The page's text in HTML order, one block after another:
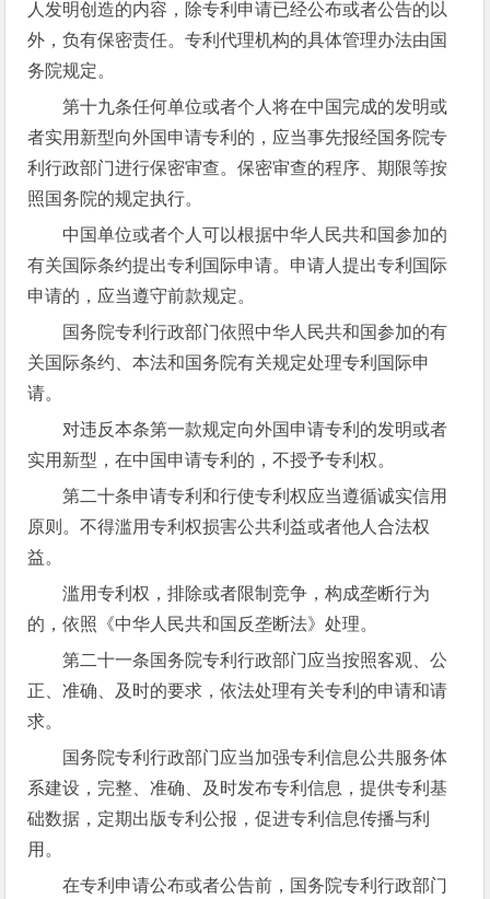
人发明创造的内容，除专利申请已经公布或者公告的以
外，负有保密责任。专利代理机构的具体管理办法由国
务院规定。
第十九条任何单位或者个人将在中国完成的发明或
者实用新型向外国申请专利的，应当事先报经国务院专
利行政部门进行保密审查。保密审查的程序、期限等按
照国务院的规定执行。
中国单位或者个人可以根据中华人民共和国参加的
有关国际条约提出专利国际申请。申请人提出专利国际
申请的，应当遵守前款规定。
国务院专利行政部门依照中华人民共和国参加的有
关国际条约、本法和国务院有关规定处理专利国际申
请。
对违反本条第一款规定向外国申请专利的发明或者
实用新型，在中国申请专利的，不授予专利权。
第二十条申请专利和行使专利权应当遵循诚实信用
原则。不得滥用专利权损害公共利益或者他人合法权
益。
滥用专利权，排除或者限制竞争，构成垄断行为
的，依照《中华人民共和国反垄断法》处理。
第二十一条国务院专利行政部门应当按照客观、公
正、准确、及时的要求，依法处理有关专利的申请和请
求。
国务院专利行政部门应当加强专利信息公共服务体
系建设，完整、准确、及时发布专利信息，提供专利基
础数据，定期出版专利公报，促进专利信息传播与利
用。
在专利申请公布或者公告前，国务院专利行政部门